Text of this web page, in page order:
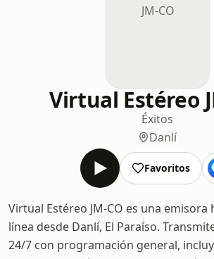
Virtual Estéreo
Éxitos
Danlí
Favoritos
Virtual Estéreo JM-CO es una
línea desde Danlí, El Paraíso.
24/7 con programación general,